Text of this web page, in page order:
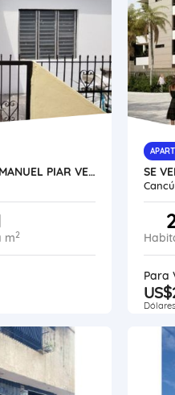
ALQUILER DE CASA EN LA URB MANUEL PIAR VE21-301MP-AMEN
m2
Para